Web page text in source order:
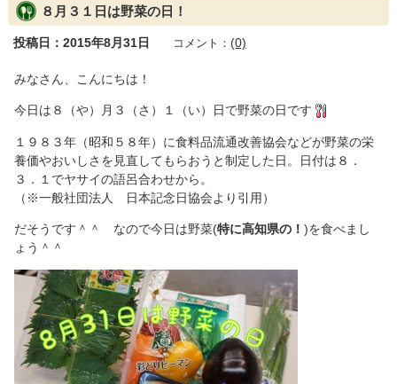
８月３１日は野菜の日！
投稿日：2015年8月31日 コメント： (0)
みなさん、こんにちは！
今日は８（や）月３（さ）１（い）日で野菜の日です
１９８３年（昭和５８年）に食料品流通改善協会などが野菜の栄
養価やおいしさを見直してもらおうと制定した日。日付は８．
３．１でヤサイの語呂合わせから。
（※一般社団法人 日本記念日協会より引用）
だそうです＾＾ なので今日は野菜(特に高知県の！)を食べまし
ょう＾＾